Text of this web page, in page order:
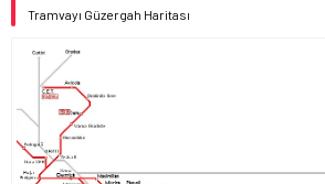
Tramvayı Güzergah Haritası